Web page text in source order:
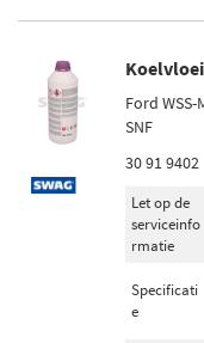
Ford WSS-
SNF
30 91 9402
Let op de
serviceinfo
rmatie
Specificati
e